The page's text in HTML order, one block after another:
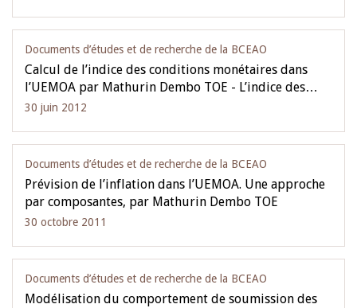
Documents d’études et de recherche de la BCEAO
Calcul de l’indice des conditions monétaires dans
l’UEMOA par Mathurin Dembo TOE - L’indice des…
30 juin 2012
Documents d’études et de recherche de la BCEAO
Prévision de l’inflation dans l’UEMOA. Une approche
par composantes, par Mathurin Dembo TOE
30 octobre 2011
Documents d’études et de recherche de la BCEAO
Modélisation du comportement de soumission des